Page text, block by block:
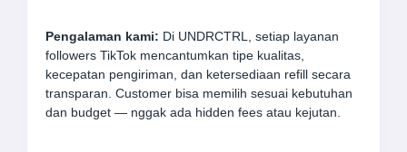
Pengalaman kami: Di UNDRCTRL, setiap layanan
followers TikTok mencantumkan tipe kualitas,
kecepatan pengiriman, dan ketersediaan refill secara
transparan. Customer bisa memilih sesuai kebutuhan
dan budget — nggak ada hidden fees atau kejutan.